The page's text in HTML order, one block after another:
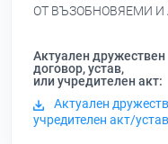
ОТ ВЪЗОБНОВЯЕМИ И
Актуален дружествен
договор, устав,
или учредителен акт:
Актуален
учредителен акт/устав